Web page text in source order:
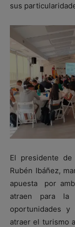
sus
El presidente
Rubén Ibáñez,
apuesta por
atraen para la
oportunidades
atraer el turismo